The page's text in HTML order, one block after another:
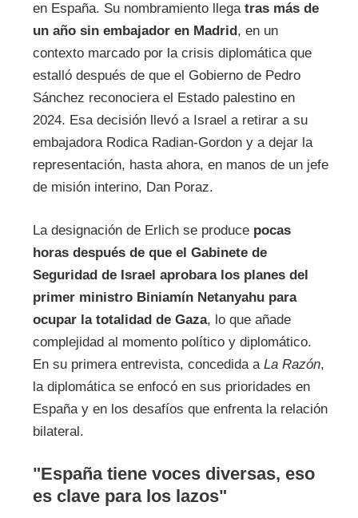
en España. Su nombramiento llega tras más de
un año sin embajador en Madrid , en un
contexto marcado por la crisis diplomática que
estalló después de que el Gobierno de Pedro
Sánchez reconociera el Estado palestino en
2024. Esa decisión llevó a Israel a retirar a su
embajadora Rodica Radian-Gordon y a dejar la
representación, hasta ahora, en manos de un jefe
de misión interino, Dan Poraz.
La designación de Erlich se produce pocas
horas después de que el Gabinete de
Seguridad de Israel aprobara los planes del
primer ministro Biniamín Netanyahu para
ocupar la totalidad de Gaza, lo que añade
complejidad al momento político y diplomático.
En su primera entrevista, concedida a La Razón,
la diplomática se enfocó en sus prioridades en
España y en los desafíos que enfrenta la relación
bilateral.
"España tiene voces diversas, eso
es clave para los lazos"